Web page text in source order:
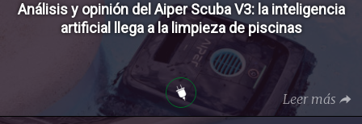
Análisis y opinión del Aiper Scuba V3: la inteligencia
artificial llega a la limpieza de piscinas
Leer más